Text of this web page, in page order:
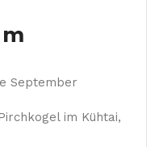
September
im Kühtai,